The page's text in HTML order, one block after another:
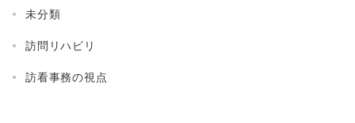
未分類
訪問リハビリ
訪看事務の視点